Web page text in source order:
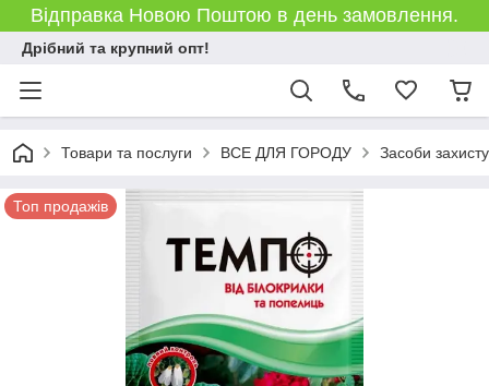
Відправка Новою Поштою в день замовлення.
Дрібний та крупний опт!
Товари та послуги ВСЕ ДЛЯ ГОРОДУ Засоби
Топ продажів